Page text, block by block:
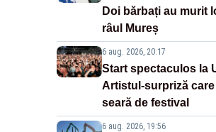
Doi bărbați au murit
râul Mureș
6 aug. 2026, 20:17
Start spectaculos la
Artistul-surpriză
seară de festival
6 aug. 2026, 19:56